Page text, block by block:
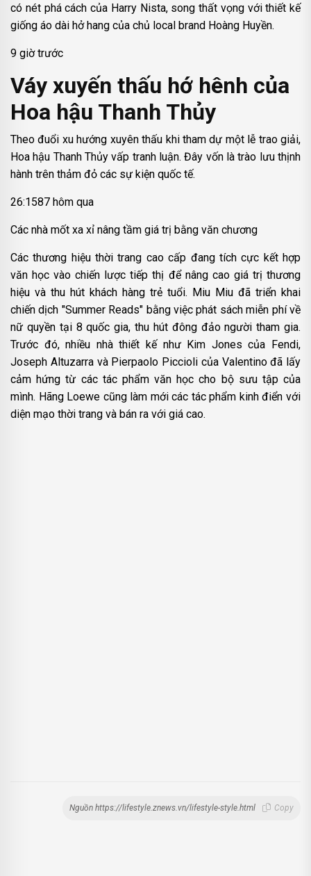
có nét phá cách của Harry Nista, song thất vọng với thiết kế
giống áo dài hở hang của chủ local brand Hoàng Huyền.
9 giờ trước
Váy xuyến thấu hớ hênh của
Hoa hậu Thanh Thủy
Theo đuổi xu hướng xuyên thấu khi tham dự một lễ trao giải,
Hoa hậu Thanh Thủy vấp tranh luận. Đây vốn là trào lưu thịnh
hành trên thảm đỏ các sự kiện quốc tế.
26:1587 hôm qua
Các nhà mốt xa xỉ nâng tầm giá trị bằng văn chương
Các thương hiệu thời trang cao cấp đang tích cực kết hợp
văn học vào chiến lược tiếp thị để nâng cao giá trị thương
hiệu và thu hút khách hàng trẻ tuổi. Miu Miu đã triển khai
chiến dịch "Summer Reads" bằng việc phát sách miễn phí về
nữ quyền tại 8 quốc gia, thu hút đông đảo người tham gia.
Trước đó, nhiều nhà thiết kế như Kim Jones của Fendi,
Joseph Altuzarra và Pierpaolo Piccioli của Valentino đã lấy
cảm hứng từ các tác phẩm văn học cho bộ sưu tập của
mình. Hãng Loewe cũng làm mới các tác phẩm kinh điển với
diện mạo thời trang và bán ra với giá cao.
Nguồn https://lifestyle.znews.vn/lifestyle-style.html Copy